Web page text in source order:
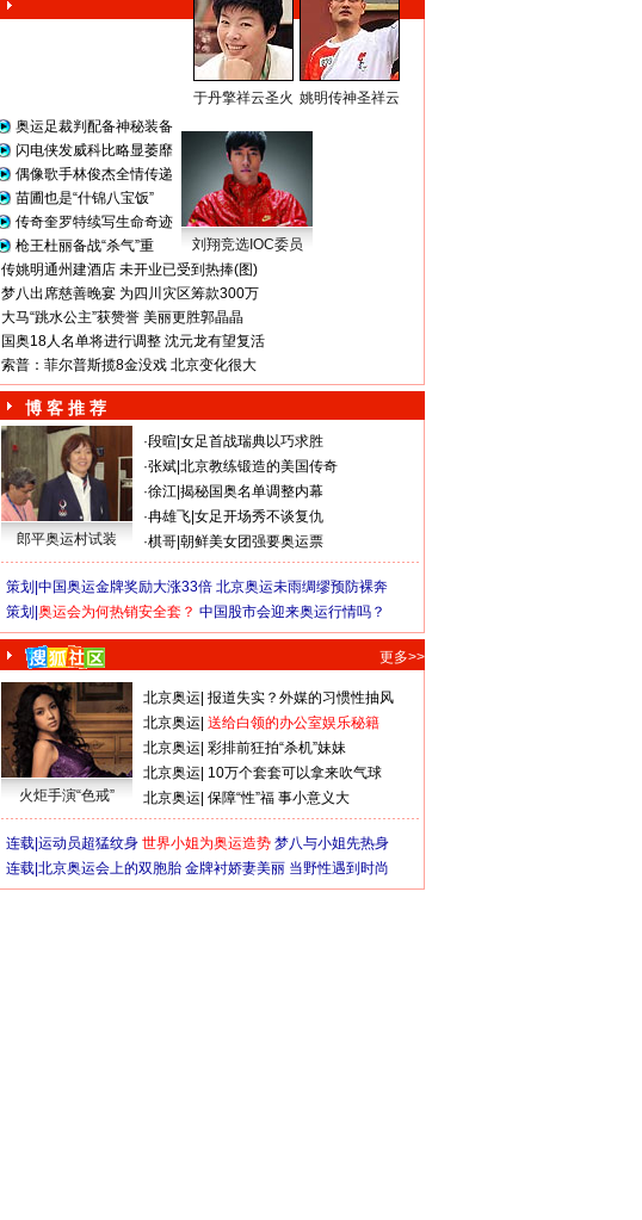
于丹擎祥云圣火 姚明传神圣祥云
奥运足裁判配备神秘装备
闪电侠发威科比略显萎靡
偶像歌手林俊杰全情传递
苗圃也是“什锦八宝饭”
传奇奎罗特续写生命奇迹
枪王杜丽备战“杀气”重
刘翔竞选IOC委员
传姚明通州建酒店 未开业已受到热捧(图)
梦八出席慈善晚宴 为四川灾区筹款300万
大马“跳水公主”获赞誉 美丽更胜郭晶晶
国奥18人名单将进行调整 沈元龙有望复活
索普：菲尔普斯揽8金没戏 北京变化很大
博 客 推 荐
郎平奥运村试装
·段暄 女足首战瑞典以巧求胜
·张斌 北京教练锻造的美国传奇
·徐江 揭秘国奥名单调整内幕
·冉雄飞 女足开场秀不谈复仇
·棋哥 朝鲜美女团强要奥运票
策划| 中国奥运金牌奖励大涨33倍 北京奥运未雨绸缪预防裸奔
策划| 奥运会为何热销安全套？ 中国股市会迎来奥运行情吗？
更多>>
火炬手演“色戒”
北京奥运 报道失实？外媒的习惯性抽风
北京奥运 送给白领的办公室娱乐秘籍
北京奥运 彩排前狂拍“杀机”妹妹
北京奥运 10万个套套可以拿来吹气球
北京奥运 保障“性”福 事小意义大
连载| 运动员超猛纹身 世界小姐为奥运造势 梦八与小姐先热身
连载| 北京奥运会上的双胞胎 金牌衬娇妻美丽 当野性遇到时尚